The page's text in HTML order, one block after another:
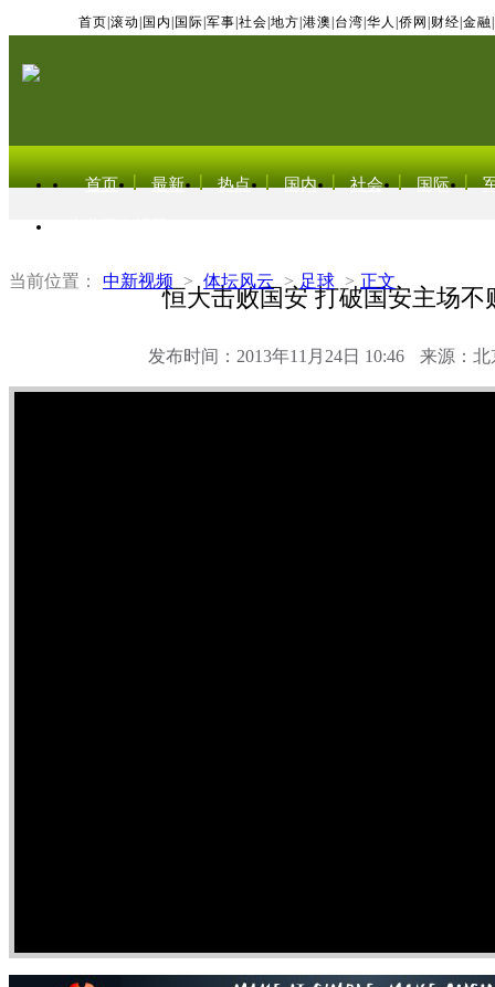
首页 滚动 国内 国际 军事 社会 地方 港澳 台湾 华人 侨网 财经 金融
首页 最新 热点 国内 社会 国际
当前位置： 中新视频 > 体坛风云 > 足球 > 正文
恒大击败国安 打破国安主场不
发布时间：2013年11月24日 10:46 来源：北